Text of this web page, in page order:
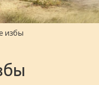
избы